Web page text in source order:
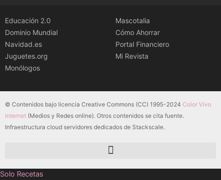
Educación 2.0
Dominio Mundial
Navidad.es
Juguetes.org
Monólogos
Mascotalia
Cómo Ahorrar
Portal Financiero
Mi Revista
© Contenidos bajo licencia Creative Commons (CC) 1995-2024 Color Vivo
Internet (Medios y Redes online). Otros contenidos se cita fuente.
Infraestructura cloud servidores dedicados de Stackscale.
Solo Recetas